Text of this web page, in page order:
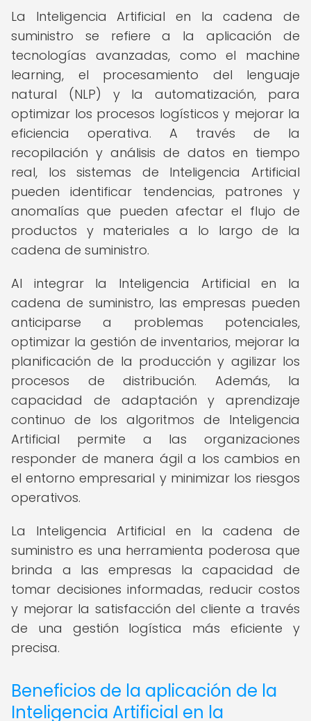
La Inteligencia Artificial en la cadena de
suministro se refiere a la aplicación de
tecnologías avanzadas, como el machine
learning, el procesamiento del lenguaje
natural (NLP) y la automatización, para
optimizar los procesos logísticos y mejorar la
eficiencia operativa. A través de la
recopilación y análisis de datos en tiempo
real, los sistemas de Inteligencia Artificial
pueden identificar tendencias, patrones y
anomalías que pueden afectar el flujo de
productos y materiales a lo largo de la
cadena de suministro.
Al integrar la Inteligencia Artificial en la
cadena de suministro, las empresas pueden
anticiparse a problemas potenciales,
optimizar la gestión de inventarios, mejorar la
planificación de la producción y agilizar los
procesos de distribución. Además, la
capacidad de adaptación y aprendizaje
continuo de los algoritmos de Inteligencia
Artificial permite a las organizaciones
responder de manera ágil a los cambios en
el entorno empresarial y minimizar los riesgos
operativos.
La Inteligencia Artificial en la cadena de
suministro es una herramienta poderosa que
brinda a las empresas la capacidad de
tomar decisiones informadas, reducir costos
y mejorar la satisfacción del cliente a través
de una gestión logística más eficiente y
precisa.
Beneficios de la aplicación de la
Inteligencia Artificial en la